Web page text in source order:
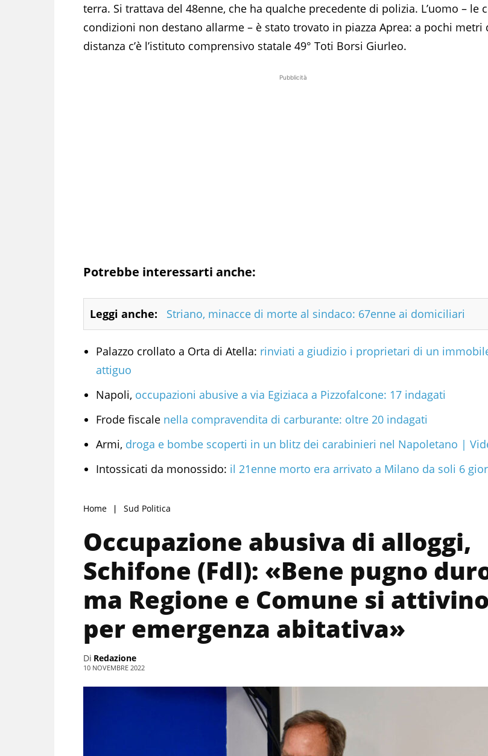
terra. Si trattava del 48enne, che ha qualche precedente di polizia. L’uomo – le
condizioni non destano allarme – è stato trovato in piazza Aprea: a pochi metri
distanza c’è l’istituto comprensivo statale 49° Toti Borsi Giurleo.
Pubblicità
Potrebbe interessarti anche:
Leggi anche: Striano, minacce di morte al sindaco: 67enne ai domiciliari
Palazzo crollato a Orta di Atella: rinviati a giudizio i proprietari di un
attiguo
Napoli, occupazioni abusive a via Egiziaca a Pizzofalcone: 17 indagati
Frode fiscale nella compravendita di carburante: oltre 20 indagati
Armi, droga e bombe scoperti in un blitz dei carabinieri nel Napoletano |
Intossicati da monossido: il 21enne morto era arrivato a Milano da soli 6
Home Sud Politica
Occupazione abusiva di alloggi,
Schifone (FdI): «Bene pugno
ma Regione e Comune si attivino
per emergenza abitativa»
Di Redazione
10 NOVEMBRE 2022